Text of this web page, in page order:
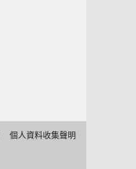
個人資料收集聲明